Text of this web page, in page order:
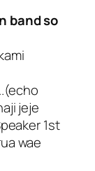
band so
jeje
1st
wae